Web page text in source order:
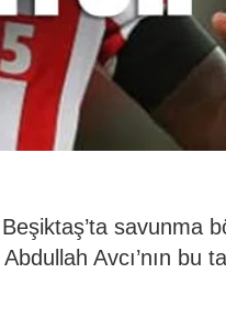
savunma
Avcı’nın bu